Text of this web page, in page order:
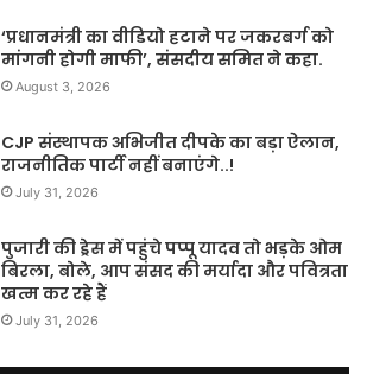
‘प्रधानमंत्री का वीडियो हटाने पर जकरबर्ग को
मांगनी होगी माफी’, संसदीय समित ने कहा.
August 3, 2026
CJP संस्थापक अभिजीत दीपके का बड़ा ऐलान,
राजनीतिक पार्टी नहीं बनाएंगे..!
July 31, 2026
पुजारी की ड्रेस में पहुंचे पप्पू यादव तो भड़के ओम
बिरला, बोले, आप संसद की मर्यादा और पवित्रता
खत्म कर रहे हैं
July 31, 2026